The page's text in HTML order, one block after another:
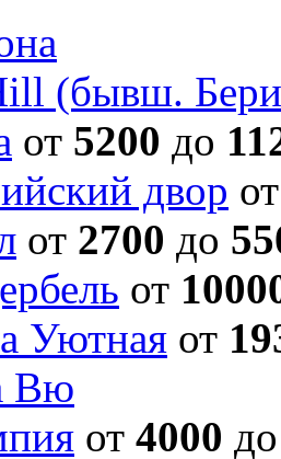
(бывш.
от 5200 до
двор
от 2700 до
от
Уютная от
Вю
от 4000